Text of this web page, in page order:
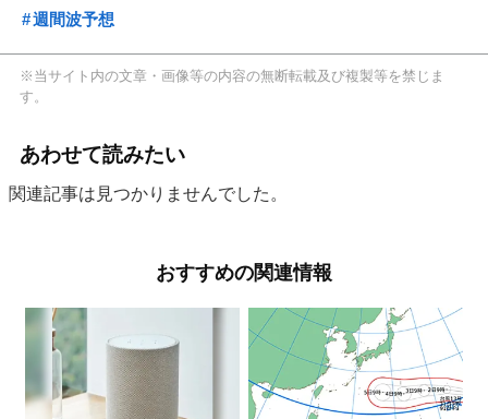
週間波予想
※当サイト内の文章・画像等の内容の無断転載及び複製等を禁じま
す。
あわせて読みたい
関連記事は見つかりませんでした。
おすすめの関連情報